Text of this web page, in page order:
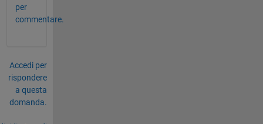
per
commentare.
Accedi per
rispondere
a questa
domanda.